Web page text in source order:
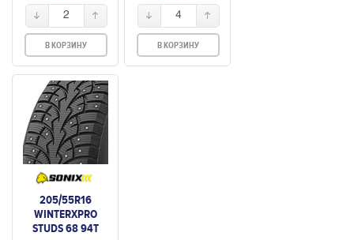
2
В КОРЗИНУ
4
В КОРЗИНУ
205/55R16
WINTERXPRO
STUDS 68 94T